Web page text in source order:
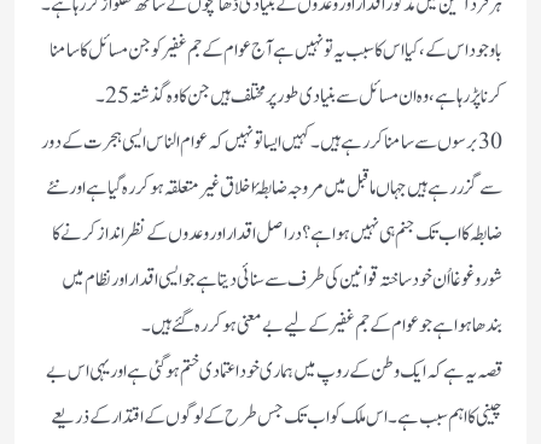
باوجوداس کے،کیا اس کا سبب یہ تو نہیں ہے آج عوام کے جم غفیر کو جن مسائل کا سامنا
کرنا پڑرہاہے ،وہ ان مسائل سے بنیادی طورپر مختلف ہیں جن کا وہ گذشتہ25۔
30برسوں سے سامنا کررہے ہیں۔کہیں ایسا تو نہیں کہ عوام الناس ایسی ہجرت کے دور
سے گزررہے ہیں جہاں ماقبل میں مروجہ ضابطۂ اخلاق غیر متعلقہ ہوکر رہ گیاہے اور نئے
ضابطہ کا اب تک جنم ہی نہیں ہواہے؟دراصل اقدار اور وعدوں کے نظر انداز کرنے کا
شوروغوغااُن خود ساختہ قوانین کی طرف سے سنائی دیتاہے جو ایسی اقدار اور نظام میں
بندھا ہوا ہے جو عوام کے جم غفیر کے لیے بے معنی ہوکر رہ گئے ہیں۔
قصہ یہ ہے کہ ایک وطن کے روپ میں ہماری خود اعتمادی ختم ہوگئی ہے اور یہی اس بے
چینی کا اہم سبب ہے۔اس ملک کو اب تک جس طرح کے لوگوں کے اقتدار کے ذریعے